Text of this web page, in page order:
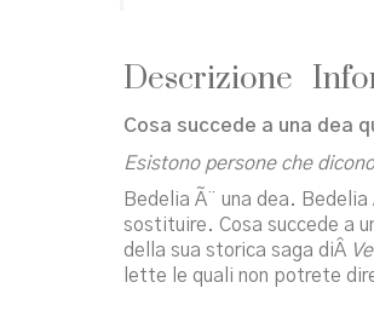
Descrizione
Cosa succede a una dea
Esistono persone che
Bedelia Ã¨ una dea.
sostituire. Cosa succede a
della sua storica saga diÂ
lette le quali non potrete